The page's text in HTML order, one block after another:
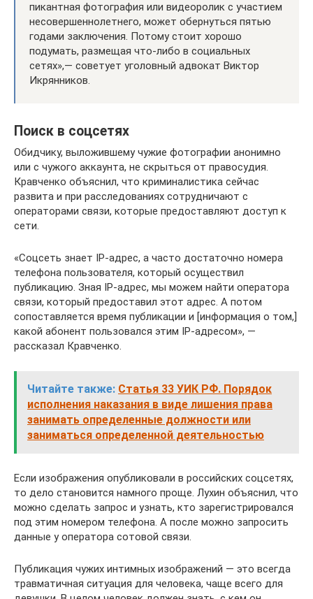
пикантная фотография или видеоролик с участием
несовершеннолетнего, может обернуться пятью
годами заключения. Потому стоит хорошо
подумать, размещая что-либо в социальных
сетях»,— советует уголовный адвокат Виктор
Икрянников.
Поиск в соцсетях
Обидчику, выложившему чужие фотографии анонимно
или с чужого аккаунта, не скрыться от правосудия.
Кравченко объяснил, что криминалистика сейчас
развита и при расследованиях сотрудничают с
операторами связи, которые предоставляют доступ к
сети.
«Соцсеть знает IP-адрес, а часто достаточно номера
телефона пользователя, который осуществил
публикацию. Зная IP-адрес, мы можем найти оператора
связи, который предоставил этот адрес. А потом
сопоставляется время публикации и [информация о том,]
какой абонент пользовался этим IP-адресом», —
рассказал Кравченко.
Читайте также: Статья 33 УИК РФ. Порядок
исполнения наказания в виде лишения права
занимать определенные должности или
заниматься определенной деятельностью
Если изображения опубликовали в российских соцсетях,
то дело становится намного проще. Лухин объяснил, что
можно сделать запрос и узнать, кто зарегистрировался
под этим номером телефона. А после можно запросить
данные у оператора сотовой связи.
Публикация чужих интимных изображений — это всегда
травматичная ситуация для человека, чаще всего для